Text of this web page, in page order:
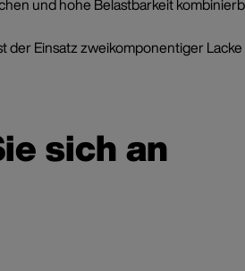
und hohe Belastbarkeit
der Einsatz zweikomponentiger
sich an